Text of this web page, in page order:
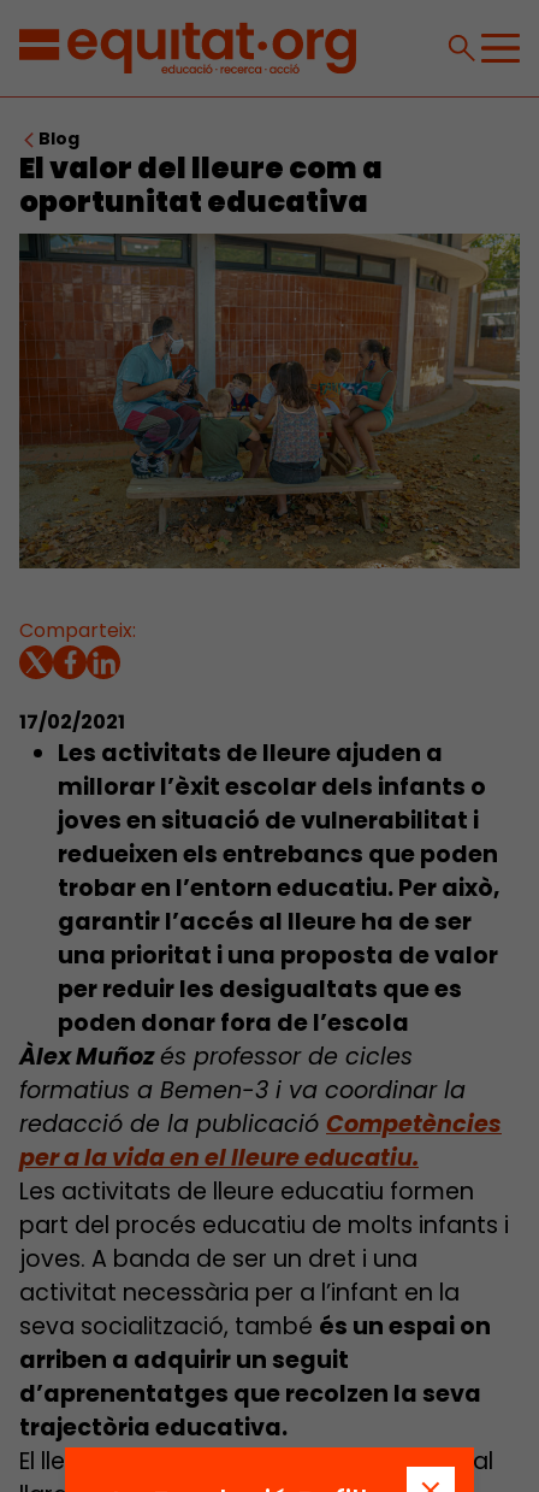
Blog
El valor del lleure com a
oportunitat educativa
Comparteix:
17/02/2021
Les activitats de lleure ajuden a
millorar l’èxit escolar dels infants o
joves en situació de vulnerabilitat i
redueixen els entrebancs que poden
trobar en l’entorn educatiu. Per això,
garantir l’accés al lleure ha de ser
una prioritat i una proposta de valor
per reduir les desigualtats que es
poden donar fora de l’escola
Àlex Muñozés professor de cicles
formatius a Bemen-3 i va coordinar la
redacció de la publicació Competències
per a la vida en el lleure educatiu.
Les activitats de lleure educatiu formen
part del procés educatiu de molts infants i
joves. A banda de ser un dret i una
activitat necessària per a l’infant en la
seva socialització, també és un espai on
arriben a adquirir un seguit
d’aprenentatges que recolzen la seva
trajectòria educativa.
El lleure educatiu ha anat adaptant-se al